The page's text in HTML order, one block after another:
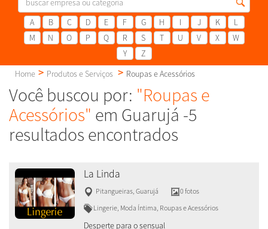
A B C D E F G H I J K
L
M
N O P Q R S T U V X
W
Y
Z
Home
Produtos e Serviços Roupas e Acessórios
Você buscou por: "Roupas e
Acessórios" em Guarujá -5
resultados encontrados
La Linda
Pitangueiras, Guarujá
0 fotos
Lingerie, Moda Íntima, Roupas e Acessórios
Desperte para o sensual